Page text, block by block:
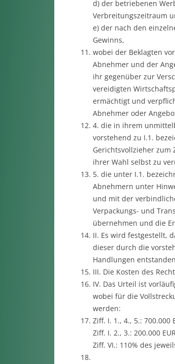
d) der betriebenen
Verbreitungszeitraum
e) der nach den
Gewinns,
wobei der Beklagten
Abnehmer und der
ihr gegenüber zur
vereidigten
ermächtigt und
Abnehmer oder
4. die in ihrem
vorstehend zu I.1.
Gerichtsvollzieher zum
ihrer Wahl selbst zu
5. die unter I.1.
Abnehmern unter
und mit der
Verpackungs- und
übernehmen und die
II. Es wird festgestellt,
dieser durch die
Handlungen
III. Die Kosten des
IV. Das Urteil ist
wobei für die
werden:
Ziff. I. 1., 4., 5.: 700.000
Ziff. I. 2., 3.: 200.000
Ziff. VI.: 110% des